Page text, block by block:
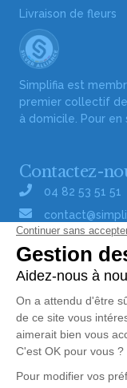
Livraison de fleurs
Simplifia est
premier collectif
à domicile. Pour en
Contactez-
04 82 53 51 51
Réseaux
Liens utiles
Publier un avis de
Signaler un abus/